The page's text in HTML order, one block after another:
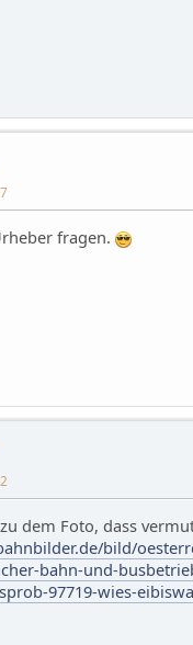
fragen.
dem Foto, dass
bild/
bahn-und-
97719-wies-